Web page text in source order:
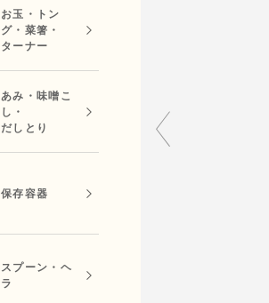
お玉・トン
グ・菜箸・
ターナー
あみ・味噌こ
し・
だしとり
保存容器
スプーン・ヘ
ラ